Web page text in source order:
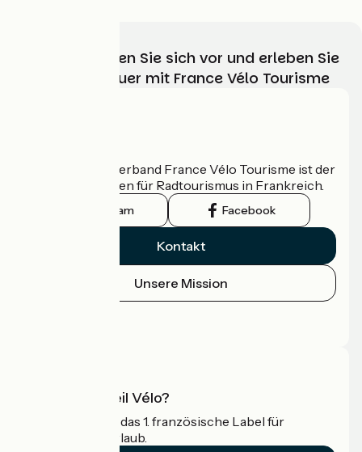
Wählen, bereiten Sie sich vor und erleben Sie
Ihr Radabenteuer mit France Vélo Tourisme
Der nationale Verband France Vélo Tourisme ist der
offizielle Leitfaden für Radtourismus in Frankreich.
Instagram Facebook
Kontakt
Unsere Mission
Was ist Accueil Vélo?
Accueil Vélo ist das 1. französische Label für
Radfahrer im Urlaub.